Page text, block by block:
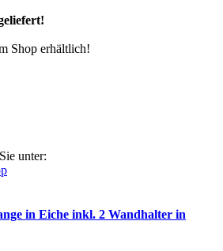
Shop erhältlich!
unter:
in Eiche inkl. 2 Wandhalter in